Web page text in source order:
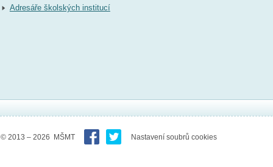
Adresáře školských institucí
© 2013 – 2026 MŠMT Nastavení soubrů cookies